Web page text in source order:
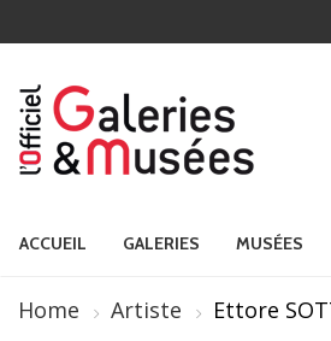
ACCUEIL GALERIES MUSÉES
Home Artiste Ettore